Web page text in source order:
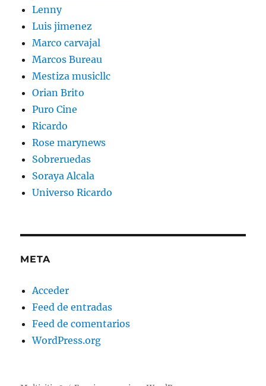
Lenny
Luis jimenez
Marco carvajal
Marcos Bureau
Mestiza musicllc
Orian Brito
Puro Cine
Ricardo
Rose marynews
Sobreruedas
Soraya Alcala
Universo Ricardo
META
Acceder
Feed de entradas
Feed de comentarios
WordPress.org